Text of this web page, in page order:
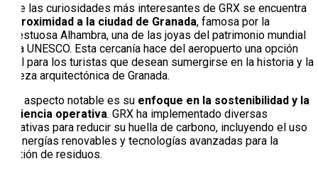
Entre las curiosidades más interesantes de GRX se encuentra
proximidad a la ciudad de Granada, famosa por la
majestuosa Alhambra, una de las joyas del patrimonio mundial
de la UNESCO. Esta cercanía hace del aeropuerto una opción
ideal para los turistas que desean sumergirse en la historia y la
belleza arquitectónica de Granada.
Otro aspecto notable es su enfoque en la sostenibilidad y la
eficiencia operativa. GRX ha implementado diversas
iniciativas para reducir su huella de carbono, incluyendo el uso
de energías renovables y tecnologías avanzadas para la
gestión de residuos.